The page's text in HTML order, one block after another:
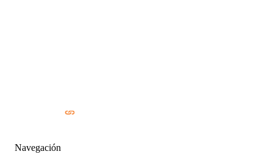
Navegación